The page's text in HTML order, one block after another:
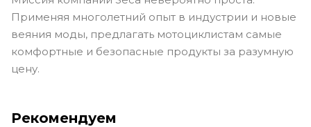
Применяя многолетний опыт в индустрии и новые
веяния моды, предлагать мотоциклистам самые
комфортные и безопасные продукты за разумную
цену.
Рекомендуем